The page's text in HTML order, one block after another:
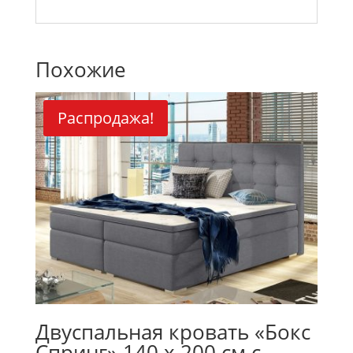
Похожие
Распродажа!
Двуспальная кровать «Бокс